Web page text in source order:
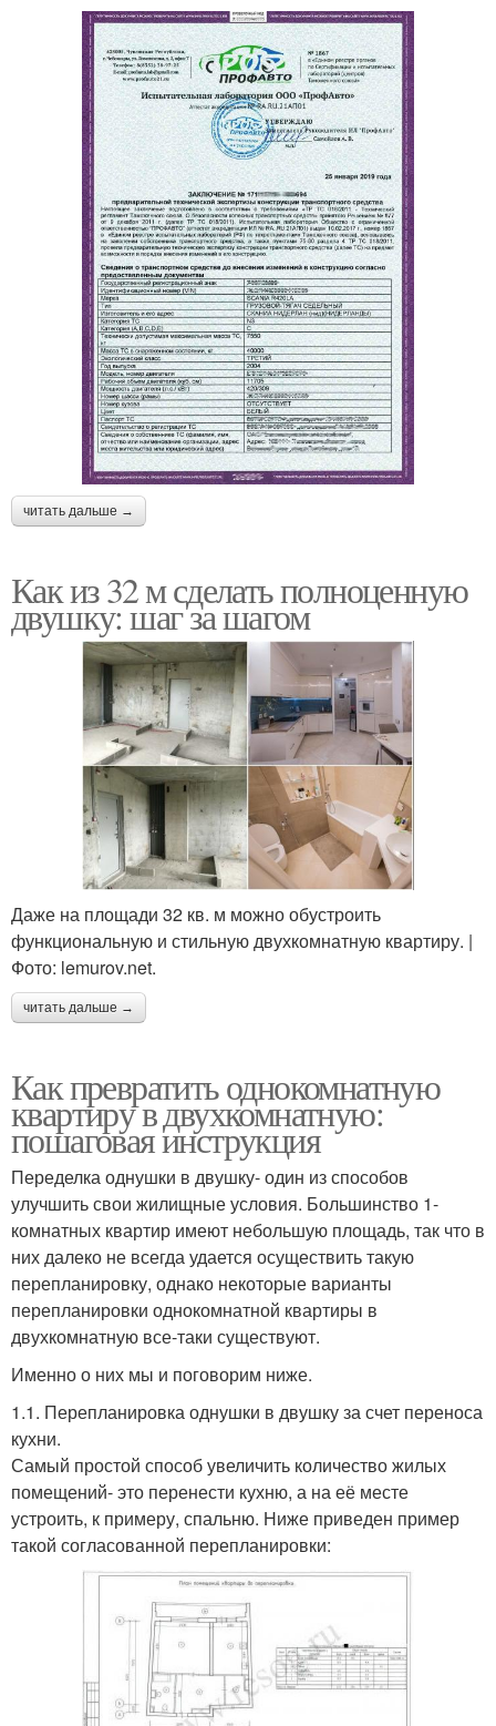
читать дальше →
Как из 32 м сделать полноценную
двушку: шаг за шагом
Даже на площади 32 кв. м можно обустроить
функциональную и стильную двухкомнатную квартиру. |
Фото: lemurov.net.
читать дальше →
Как превратить однокомнатную
квартиру в двухкомнатную:
пошаговая инструкция
Переделка однушки в двушку- один из способов
улучшить свои жилищные условия. Большинство 1-
комнатных квартир имеют небольшую площадь, так что в
них далеко не всегда удается осуществить такую
перепланировку, однако некоторые варианты
перепланировки однокомнатной квартиры в
двухкомнатную все-таки существуют.
Именно о них мы и поговорим ниже.
1.1. Перепланировка однушки в двушку за счет переноса
кухни.
Самый простой способ увеличить количество жилых
помещений- это перенести кухню, а на её месте
устроить, к примеру, спальню. Ниже приведен пример
такой согласованной перепланировки: